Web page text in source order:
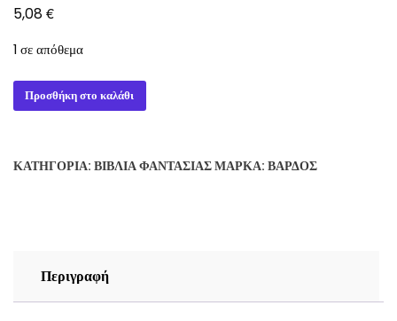
5,08€
1 σε απόθεμα
CRUSADE
-
STEVE
Προσθήκη στο καλάθι
ΚΑΤΗΓΟΡΊΑ: ΒΙΒΛΊΑ ΦΑΝΤΑΣΊΑΣΜΆΡΚΑ: ΒΆΡΔΟΣ
Περιγραφή